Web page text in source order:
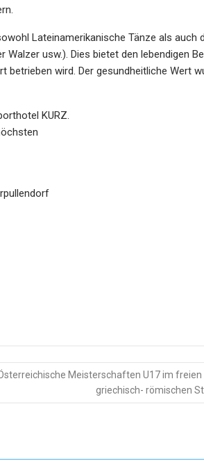
Lateinamerikanische Tänze als auch
Walzer usw.). Dies bietet den lebendigen
betrieben wird. Der gesundheitliche Wert
KURZ.
Meisterschaften U17 im freien
griechisch- römischen